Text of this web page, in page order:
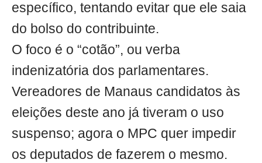
específico, tentando evitar que ele saia
do bolso do contribuinte.
O foco é o “cotão”, ou verba
indenizatória dos parlamentares.
Vereadores de Manaus candidatos às
eleições deste ano já tiveram o uso
suspenso; agora o MPC quer impedir
os deputados de fazerem o mesmo.